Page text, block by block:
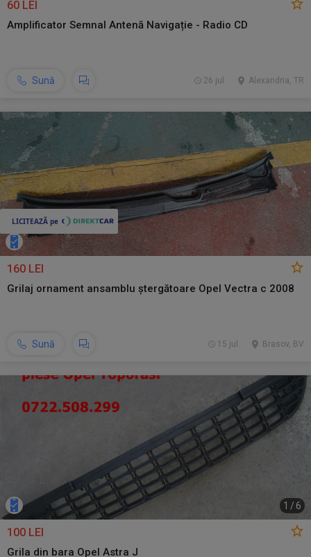
60 LEI
Amplificator Semnal Antenă Navigație - Radio CD
Sună Alexandria, TR
26 jul.
160 LEI
Grilaj ornament ansamblu ștergătoare Opel Vectra c 2008
Sună Brasov, BV
15 jul.
1 / 6
100 LEI
Grila din bara Opel Astra J